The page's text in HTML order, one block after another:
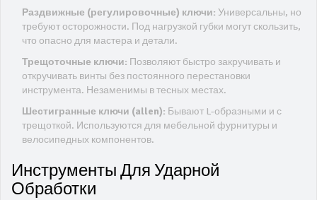
Раздвижные (регулировочные) ключи: Универсальны, но
требуют осторожности. Под нагрузкой губки могут скользить,
что опасно для мастера и детали.
Трещоточные ключи: Позволяют быстро закручивать и
откручивать винты без постоянного перестановки
инструмента. Незаменимы в тесных местах.
Шестигранные ключи (allen): Бывают L-образными и с
трещоткой. Используются для мебельной фурнитуры и
велосипедных компонентов.
Инструменты Для Ударной
Обработки